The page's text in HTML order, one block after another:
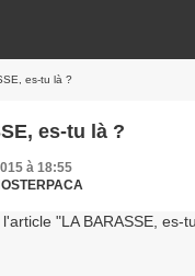
es-tu là ?
es-tu là ?
à 18:55